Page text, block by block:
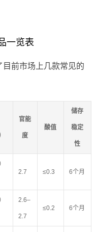
一览表
前市场上几款常见的
官能
度
酸值
储存
稳定
性
2.7 ≤0.3 6个月
2.6–
2.7
≤0.2 6个月